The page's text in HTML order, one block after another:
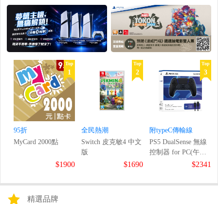
Top
1
95折
MyCard 2000點
$1900
Top
2
全民熱潮
Switch 皮克敏4 中文
版
$1690
Top
3
附typeC傳輸線
PS5 DualSense 無線
控制器 for PC(午夜
$2341
精選品牌